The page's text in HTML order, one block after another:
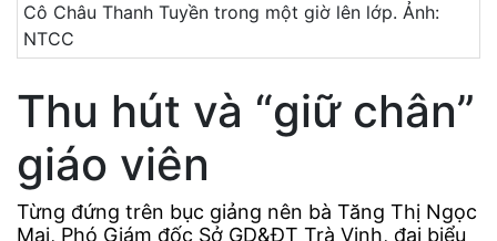
Cô Châu Thanh Tuyền trong một giờ lên lớp. Ảnh:
NTCC
Thu hút và “giữ chân”
giáo viên
Từng đứng trên bục giảng nên bà Tăng Thị Ngọc
Mai, Phó Giám đốc Sở GD&ĐT Trà Vinh, đại biểu